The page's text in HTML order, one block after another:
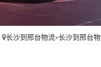
长沙到邢台物流»长沙到邢台